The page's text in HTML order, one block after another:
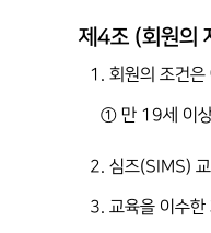
제4조 (회원의
1. 회원의 조건은
① 만 19세 이
2. 심즈(SIMS)
3. 교육을 이수한